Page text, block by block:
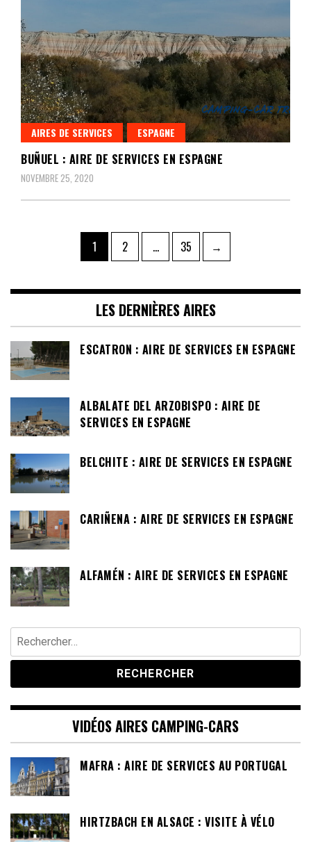
AIRES DE SERVICES ESPAGNE
BUÑUEL : AIRE DE SERVICES EN ESPAGNE
NOVEMBRE 25, 2020
publications
Page
1 Page
2 … Page
35 →
LES DERNIÈRES AIRES
ESCATRON : AIRE DE SERVICES EN ESPAGNE
ALBALATE DEL ARZOBISPO : AIRE DE
SERVICES EN ESPAGNE
BELCHITE : AIRE DE SERVICES EN ESPAGNE
CARIÑENA : AIRE DE SERVICES EN ESPAGNE
ALFAMÉN : AIRE DE SERVICES EN ESPAGNE
Rechercher :
VIDÉOS AIRES CAMPING-CARS
MAFRA : AIRE DE SERVICES AU PORTUGAL
HIRTZBACH EN ALSACE : VISITE À VÉLO